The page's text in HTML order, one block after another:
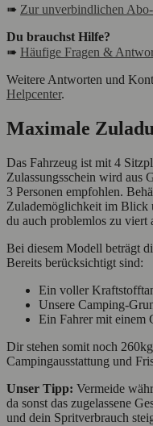
➠ Zur unverbindlichen
Du brauchst Hilfe?
➠ Häufige Fragen &
Weitere Antworten und
Helpcenter.
Maximale
Das Fahrzeug ist mit 4
Zulassungsschein wird aus
3 Personen empfohlen.
Zulademöglichkeit im Blick
du auch problemlos zu viert
Bei diesem Modell beträgt
Bereits berücksichtigt sind:
Ein voller
Unsere Camping-
Ein Fahrer mit einem
Dir stehen somit noch
Campingausstattung und
Unser Tipp: Vermeide
da sonst das zugelassene
und dein Spritverbrauch